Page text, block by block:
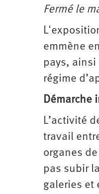
Fermé le
emmène
pays,
régime
Démarche
L’activité
travail
organes
pas subir
galeries et